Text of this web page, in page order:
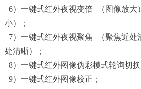
6）一键式红外夜视变倍+（图像放大
小）
；
7）一键式红外夜视聚焦+ （聚焦近处
处清晰）
；
8）一键式红外图像伪彩模式轮询切换
9）一键式红外图像校正 ；